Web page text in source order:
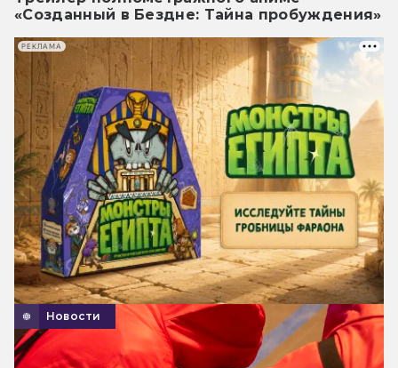
«Созданный в Бездне: Тайна пробуждения»
Новости
РЕКЛАМА